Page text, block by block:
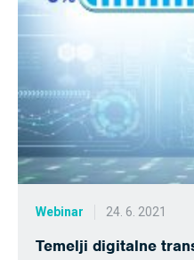
Webinar 24. 6. 2021
Temelji digitalne